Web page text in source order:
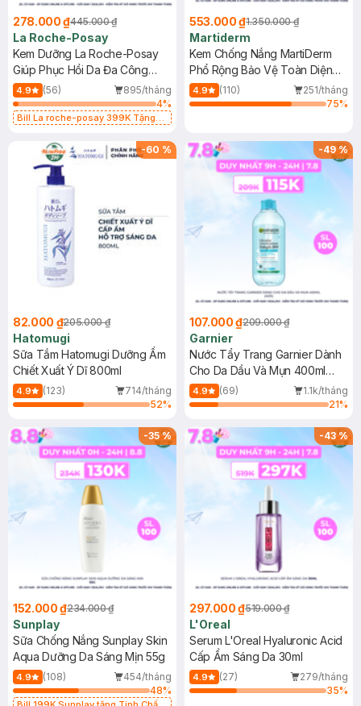
278.000 ₫445.000 ₫
La Roche-Posay
Kem Dưỡng La Roche-Posay
Giúp Phục Hồi Da Đa Công
Dụng 40ml
4.9 (56)
895/tháng
4%
Bill La roche-posay 399K Tặng
(SL có hạn)
553.000 ₫1.350.000 ₫
Martiderm
Kem Chống Nắng MartiDerm
Phổ Rộng Bảo Vệ Toàn Diện
40ml
4.9 (110)
251/tháng
75%
-60 %
82.000 ₫205.000 ₫
Hatomugi
Sữa Tắm Hatomugi Dưỡng Ẩm
Chiết Xuất Ý Dĩ 800ml
4.9 (123)
714/tháng
52%
-49%
107.000 ₫209.000 ₫
Garnier
Nước Tẩy Trang Garnier Dành
Cho Da Dầu Và Mụn 400ml
(Mới)
4.9 (69)
1.1k/tháng
21%
-35%
152.000 ₫234.000 ₫
Sunplay
Sữa Chống Nắng Sunplay Skin
Aqua Dưỡng Da Sáng Mịn 55g
4.9 (108)
454/tháng
48%
-43%
297.000 ₫519.000 ₫
L'Oreal
Serum L'Oreal Hyaluronic Acid
Cấp Ẩm Sáng Da 30ml
4.9 (27)
279/tháng
35%